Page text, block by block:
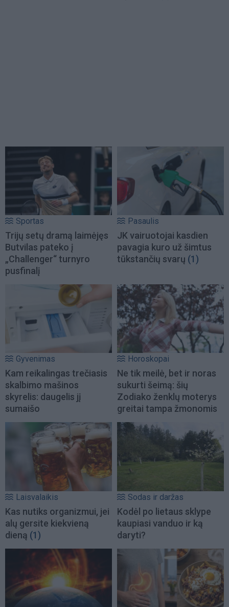
Sportas
Trijų setų dramą laimėjęs
Butvilas pateko į
„Challenger“ turnyro
pusfinalį
Pasaulis
JK vairuotojai kasdien
pavagia kuro už šimtus
tūkstančių svarų (1)
Gyvenimas
Kam reikalingas trečiasis
skalbimo mašinos
skyrelis: daugelis jį
sumaišo
Horoskopai
Ne tik meilė, bet ir noras
sukurti šeimą: šių
Zodiako ženklų moterys
greitai tampa žmonomis
Laisvalaikis
Kas nutiks organizmui, jei
alų gersite kiekvieną
dieną (1)
Sodas ir daržas
Kodėl po lietaus sklype
kaupiasi vanduo ir ką
daryti?